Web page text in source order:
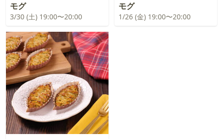
モグ
3/30 (土) 19:00〜20:00
モグ
1/26 (金) 19:00〜20:00